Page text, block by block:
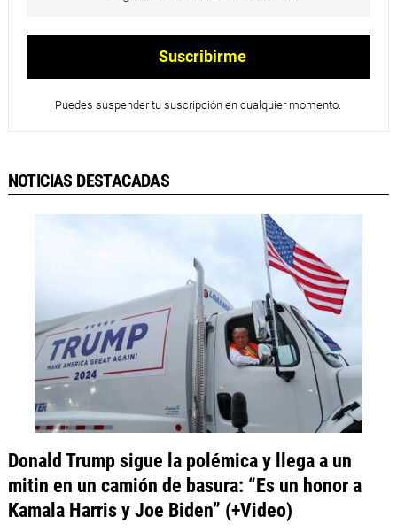
Puedes suspender tu suscripción en cualquier momento.
NOTICIAS DESTACADAS
Donald Trump sigue la polémica y llega a un
mitin en un camión de basura: “Es un honor a
Kamala Harris y Joe Biden” (+Video)